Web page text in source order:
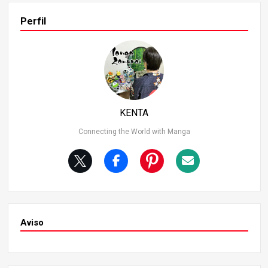
te para todos los fans de Dragon Ball. Así pues, ¡emprend
amekianos! Características básicas de los namekianos L
os namekianos se distinguen por su piel verde, dos anten
as que salen de la frente, orejas puntiagudas y brazos qu
e se asemejan al cuerpo de un dragón. Su aspecto está i
nspirado en las babosas, lo que se refleja en sus antenas
y su piel brillante. Aunque el uso específico de las antena
omo herramientas para paralizar a los oponentes. En la
película “Dragon Ball Z: Lord Slug”, el villano Slug utiliza s
us antenas para capturar a sus enemigos. Además, los n
amekianos son resistentes a temperaturas extremas y p
Perfil
KENTA
Connecting the World with Manga
Aviso